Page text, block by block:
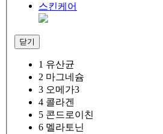
스킨케어
닫기
1 유산균
2 마그네슘
3 오메가3
4 콜라겐
5 콘드로이친
6 멜라토닌